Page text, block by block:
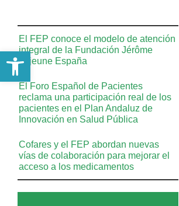
El FEP conoce el modelo de atención
integral de la Fundación Jérôme
Lejeune España
El Foro Español de Pacientes
reclama una participación real de los
pacientes en el Plan Andaluz de
Innovación en Salud Pública
Cofares y el FEP abordan nuevas
vías de colaboración para mejorar el
acceso a los medicamentos
Abrir barra de herramientas